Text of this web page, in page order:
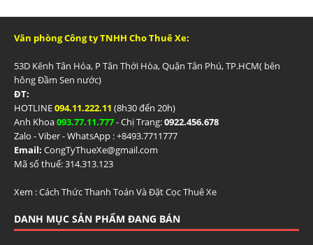
Văn phòng Công ty TNHH Cho Thuê Xe:
53D Kênh Tân Hóa, P Tân Thới Hòa, Quận Tân Phú, TP.HCM( bên
hông Đầm Sen nước)
ĐT:
HOTLINE094.11.222.11 (8h30 đến 20h)
Anh Khoa093.77.11.777- Chị Trang:0922.456.678
Zalo - Viber - WhatsApp : +8493.7711777
Email: CongTyThueXe@gmail.com
Mã số thuế: 314.313.123
Xem :Cách Thức Thanh Toán Và Đặt Cọc Thuê Xe
DANH MỤC SẢN PHẨM ĐANG BÁN